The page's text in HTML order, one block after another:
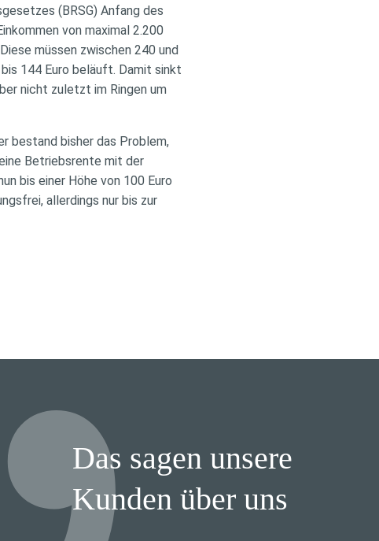
(BRSG) Anfang des
von maximal 2.200
müssen zwischen 240 und
144 Euro beläuft. Damit sinkt
nicht zuletzt im Ringen um
bestand bisher das Problem,
Betriebsrente mit der
bis einer Höhe von 100 Euro
allerdings nur bis zur
Das sagen unsere
Kunden über uns